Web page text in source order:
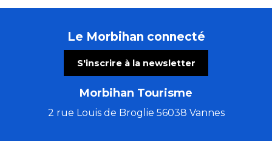
Le Morbihan connecté
S'inscrire à la newsletter
Morbihan Tourisme
2 rue Louis de Broglie 56038 Vannes